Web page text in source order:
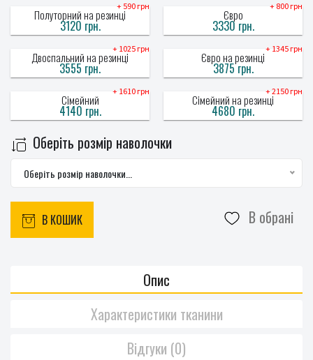
+ 590 грн
Полуторний на резинці
3120 грн.
+ 800 грн
Євро
3330 грн.
+ 1025 грн
Двоспальний на резинці
3555 грн.
+ 1345 грн
Євро на резинці
3875 грн.
+ 1610 грн
Сімейний
4140 грн.
+ 2150 грн
Сімейний на резинці
4680 грн.
Оберіть розмір наволочки
Оберіть розмір наволочки...
В КОШИК В обрані
Опис
Характеристики тканини
Відгуки (0)